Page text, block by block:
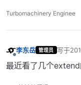
grad
snGradCorr
snGradCorr
Turbomachinery Enginee
李东岳 管理员 写于
最后由
最近看了几个